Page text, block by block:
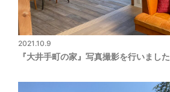
2021.10.9
『大井手町の家』写真撮影を行いました